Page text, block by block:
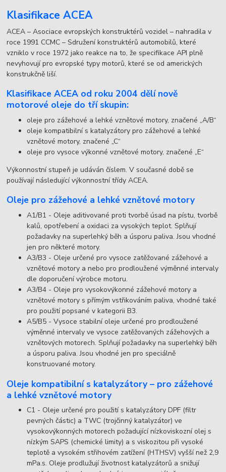
Klasifikace ACEA
ACEA – Asociace evropských konstruktérů vozidel – nahradila v
roce 1991 CCMC – Sdružení konstruktérů automobilů, které
vzniklo v roce 1972 jako reakce na to, že specifikace API plně
nevyhovují pro evropské typy motorů, které se od amerických
konstrukčně liší.
Klasifikace ACEA od roku 2004 dělí nově
motorové oleje do tří skupin:
oleje pro zážehové a lehké vznětové motory, značené „A/B“
oleje kompatibilní s katalyzátory pro zážehové a lehké
vznětové motory, značené „C“
oleje pro vysoce výkonné vznětové motory, značené „E“
Výkonnostní stupeň je udáván číslem. V současné době se
používají následující výkonnostní třídy ACEA.
Oleje pro zážehové a lehké vznětové motory
A1/B1 - Oleje aditivované proti tvorbě úsad na pístu, tvorbě
kalů, opotřebení a oxidaci za vysokých teplot. Splňují
požadavky na superlehký běh a úsporu paliva. Jsou vhodné
jen pro některé motory.
A3/B3 - Oleje určené pro vysoce zatěžované zážehové a
vznětové motory a nebo pro prodloužené výměnné intervaly
dle doporučení výrobce motoru.
A3/B4 - Oleje pro vysokovýkonné zážehové motory a
vznětové motory s přímým vstřikováním paliva, vhodné také
pro použití popsané v kategorii B3.
A5/B5 - Vysoce stabilní oleje určené pro prodloužené
výměnné intervaly ve vysoce zatěžovaných zážehových a
vznětových motorech. Splňují požadavky na superlehký běh
a úsporu paliva. Jsou vhodné jen pro speciálně
konstruované motory.
Oleje kompatibilní s katalyzátory – pro zážehové
a lehké vznětové motory
C1 - Oleje určené pro použití s katalyzátory DPF (filtr
pevných částic) a TWC (trojčinný katalyzátor) ve
vysokovýkonných motorech požadující nízkoviskozní olej s
nízkým SAPS (chemické limity) a s viskozitou při vysoké
teplotě a vysokém střihovém zatížení (HTHSV) vyšší než 2,9
mPa.s. Oleje prodlužují životnost katalyzátorů a snižují